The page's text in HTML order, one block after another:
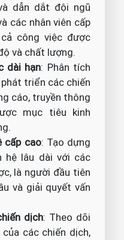
dẫn dắt đội ngũ
các nhân viên cấp
công việc được
và chất lượng.
dài hạn: Phân tích
triển các chiến
cáo, truyền thông
mục tiêu kinh
cấp cao: Tạo dựng
hệ lâu dài với các
là người đầu tiên
và giải quyết vấn
dịch: Theo dõi
các chiến dịch,